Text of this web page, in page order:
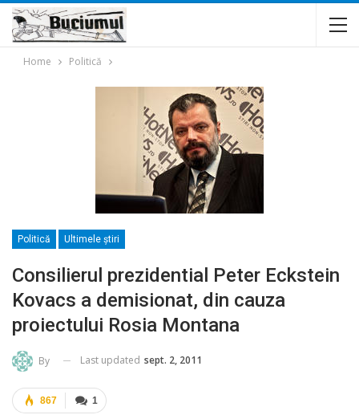
Home Politică
Politică Ultimele ştiri
Consilierul prezidential Peter Eckstein
Kovacs a demisionat, din cauza
proiectului Rosia Montana
By Last updated sept. 2, 2011
1
867